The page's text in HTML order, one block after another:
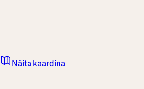
Näita kaardina